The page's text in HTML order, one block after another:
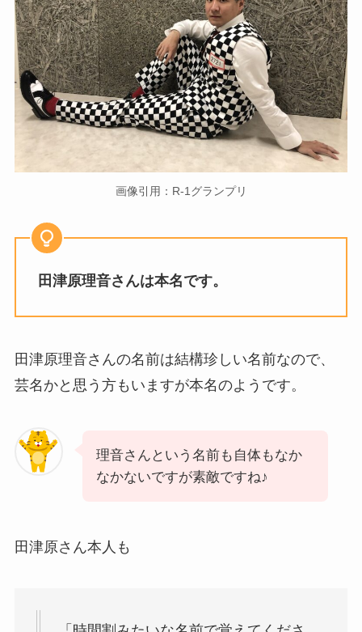
画像引用：R-1グランプリ
田津原理音さんは本名です。
田津原理音さんの名前は結構珍しい名前なので、
芸名かと思う方もいますが本名のようです。
理音さんという名前も自体もなか
なかないですが素敵ですね♪
田津原さん本人も